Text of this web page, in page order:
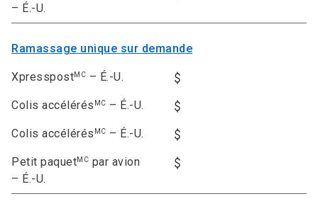
– É.-U.
Ramassage unique sur demande
XpresspostMC – É.-U.
Colis accélérés MC – É.-U.
Colis accélérés MC – É.-U.
Petit paquetMC par avion
– É.-U.